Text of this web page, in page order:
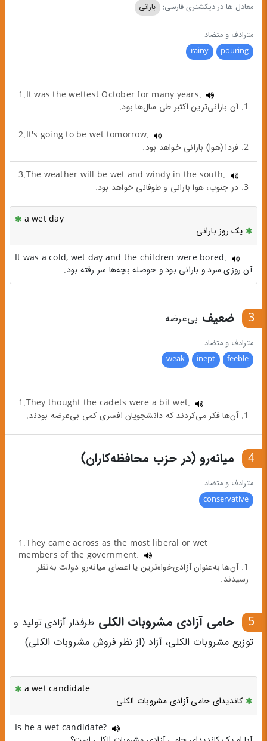
معادل ها در دیکشنری فارسی: بارانی
مترادف و متضاد
pouring
rainy
1.It was the wettest October for many years.
1. آن بارانی‌ترین اکتبر طی سال‌ها بود.
2.It's going to be wet tomorrow.
2. فردا (هوا) بارانی خواهد بود.
3.The weather will be wet and windy in the south.
3. در جنوب، هوا بارانی و طوفانی خواهد بود.
a wet day
یک روز بارانی
It was a cold, wet day and the children were bored.
آن روزی سرد و بارانی بود و حوصله بچه‌ها سر رفته بود.
3 ضعیف بی‌عرضه
مترادف و متضاد
feeble
inept
weak
1.They thought the cadets were a bit wet.
1. آن‌ها فکر می‌کردند که دانشجویان افسری کمی بی‌عرضه بودند.
4 میانه‌رو (در حزب محافظه‌کاران)
مترادف و متضاد
conservative
1.They came across as the most liberal or wet
members of the government.
1. آن‌ها به‌عنوان آزادی‌خواه‌ترین یا اعضای میانه‌رو دولت به‌نظر
رسیدند.
5 حامی آزادی مشروبات الکلی طرفدار آزادی تولید و
توزیع مشروبات الکلی، آزاد (از نظر فروش مشروبات الکلی)
a wet candidate
کاندیدای حامی آزادی مشروبات الکلی
Is he a wet candidate?